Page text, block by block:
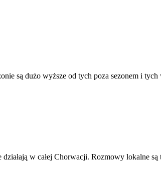
są dużo wyższe od tych poza sezonem i tych
w całej Chorwacji. Rozmowy lokalne są